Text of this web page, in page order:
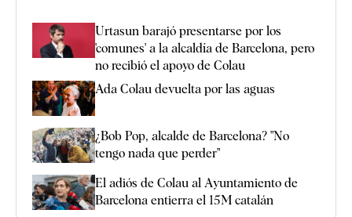
Urtasun barajó presentarse por los
'comunes' a la alcaldía de Barcelona, pero
no recibió el apoyo de Colau
Ada Colau devuelta por las aguas
¿Bob Pop, alcalde de Barcelona? "No
tengo nada que perder"
El adiós de Colau al Ayuntamiento de
Barcelona entierra el 15M catalán